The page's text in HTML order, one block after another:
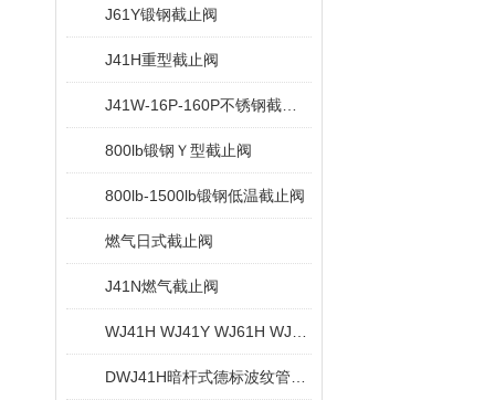
J61Y锻钢截止阀
J41H重型截止阀
800lb锻钢Ｙ型截止阀
800lb-1500lb锻钢低温截止阀
燃气日式截止阀
J41N燃气截止阀